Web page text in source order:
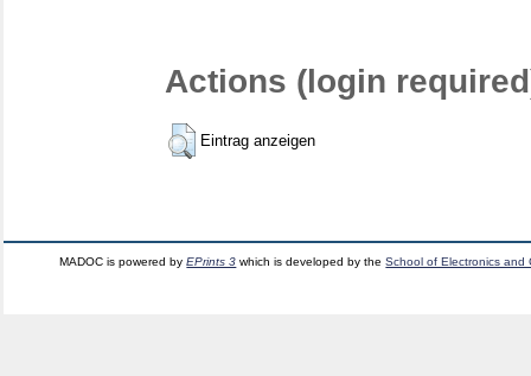
Actions (login
Eintrag anzeigen
MADOC is powered byEPrints 3 which is developed by theSchool of Electronics and